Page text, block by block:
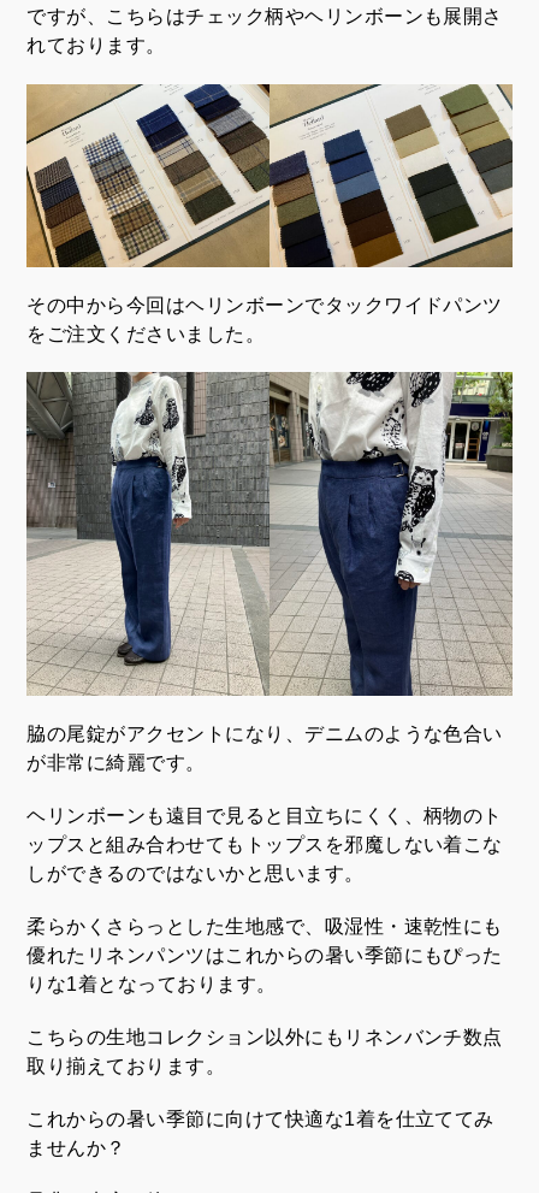
ですが、こちらはチェック柄やヘリンボーンも展開さ
れております。
その中から今回はヘリンボーンでタックワイドパンツ
をご注文くださいました。
脇の尾錠がアクセントになり、デニムのような色合い
が非常に綺麗です。
ヘリンボーンも遠目で見ると目立ちにくく、柄物のト
ップスと組み合わせてもトップスを邪魔しない着こな
しができるのではないかと思います。
柔らかくさらっとした生地感で、吸湿性・速乾性にも
優れたリネンパンツはこれからの暑い季節にもぴった
りな1着となっております。
こちらの生地コレクション以外にもリネンバンチ数点
取り揃えております。
これからの暑い季節に向けて快適な1着を仕立ててみ
ませんか？